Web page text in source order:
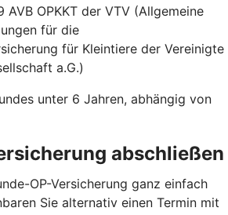
AVB OPKKT der VTV (Allgemeine
für die
für Kleintiere der Vereinigte
a.G.)
unter 6 Jahren, abhängig von
abschließen
OP-Versicherung ganz einfach
Sie alternativ einen Termin mit